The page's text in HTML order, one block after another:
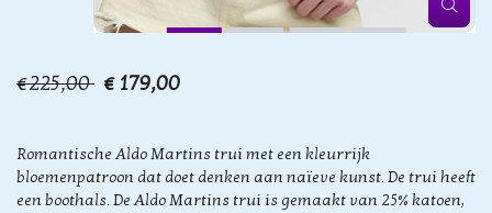
€225,00 € 179,00
Romantische Aldo Martins trui met een kleurrijk
bloemenpatroon dat doet denken aan naïeve kunst. De trui heeft
een boothals. De Aldo Martins trui is gemaakt van 25% katoen,